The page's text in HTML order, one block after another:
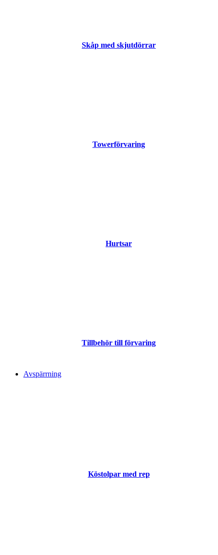
Skåp med skjutdörrar
Towerförvaring
Hurtsar
Tillbehör till förvaring
Avspärrning
Köstolpar med rep